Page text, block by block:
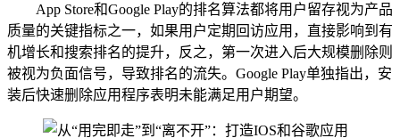
App Store和Google Play的排名算法都将用户留存视为产品
质量的关键指标之一，如果用户定期回访应用，直接影响到有
机增长和搜索排名的提升，反之，第一次进入后大规模删除则
被视为负面信号，导致排名的流失。Google Play单独指出，安
装后快速删除应用程序表明未能满足用户期望。